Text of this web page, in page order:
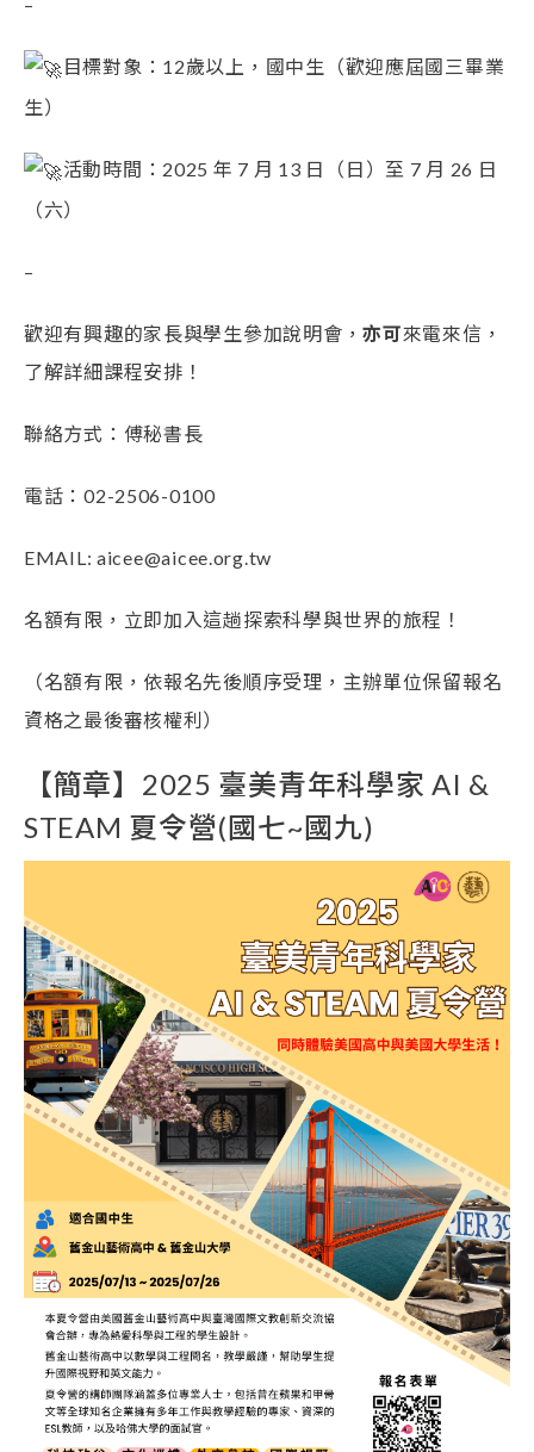
–
目標對象：12歲以上，國中生（歡迎應屆國三畢業
生）
活動時間：2025 年 7 月 13 日（日）至 7 月 26 日
（六）
–
歡迎有興趣的家長與學生參加說明會，亦可來電來信，
了解詳細課程安排！
聯絡方式：傅秘書長
電話：02-2506-0100
EMAIL:aicee@aicee.org.tw
名額有限，立即加入這趟探索科學與世界的旅程！
（名額有限，依報名先後順序受理，主辦單位保留報名
資格之最後審核權利）
【簡章】2025 臺美青年科學家 AI &
STEAM 夏令營(國七~國九)